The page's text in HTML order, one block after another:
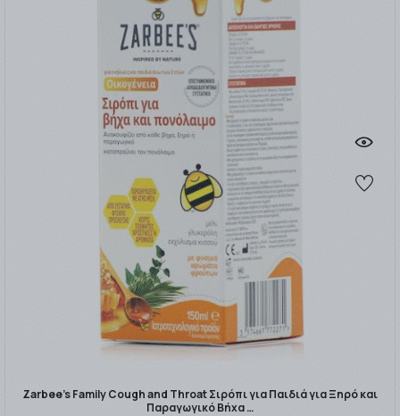
Zarbee's Family Cough and Throat Σιρόπι για Παιδιά για Ξηρό και
Παραγωγικό Βήχα …